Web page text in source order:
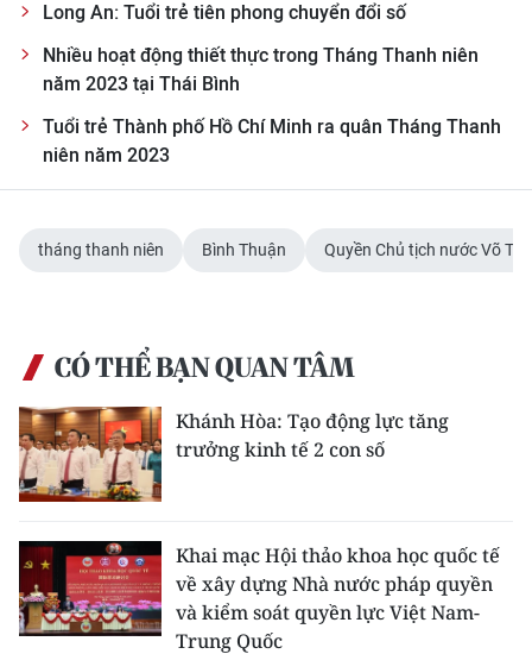
Long An: Tuổi trẻ tiên phong chuyển đổi số
Nhiều hoạt động thiết thực trong Tháng Thanh niên
năm 2023 tại Thái Bình
Tuổi trẻ Thành phố Hồ Chí Minh ra quân Tháng Thanh
niên năm 2023
tháng thanh niên Bình Thuận Quyền Chủ tịch nước Võ Thị
CÓ THỂ BẠN QUAN TÂM
Khánh Hòa: Tạo động lực tăng
trưởng kinh tế 2 con số
Khai mạc Hội thảo khoa học quốc tế
về xây dựng Nhà nước pháp quyền
và kiểm soát quyền lực Việt Nam-
Trung Quốc